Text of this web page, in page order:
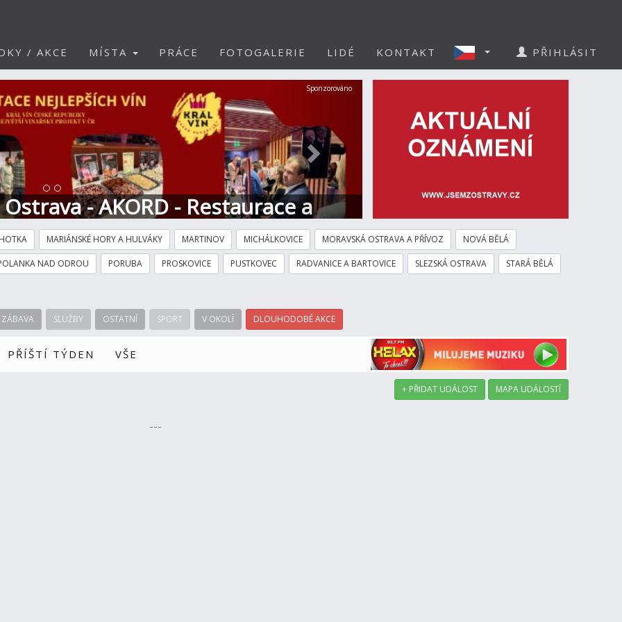
/ AKCE MÍSTA PRÁCE FOTOGALERIE LIDÉ KONTAKT PŘIHLÁSIT
- AKORD - Restaurace a
Další
Sponzorováno
MARIÁNSKÉ HORY A HULVÁKY MARTINOV MICHÁLKOVICE MORAVSKÁ OSTRAVA A PŘÍVOZ NOVÁ BĚLÁ
NAD ODROU PORUBA PROSKOVICE PUSTKOVEC RADVANICE A BARTOVICE SLEZSKÁ OSTRAVA STARÁ BĚLÁ
ZÁBAVA SLUŽBY OSTATNÍ SPORT V OKOLÍ DLOUHODOBÉ AKCE
PŘÍŠTÍ TÝDEN VŠE
+ PŘIDAT UDÁLOST MAPA UDÁLOSTÍ
---